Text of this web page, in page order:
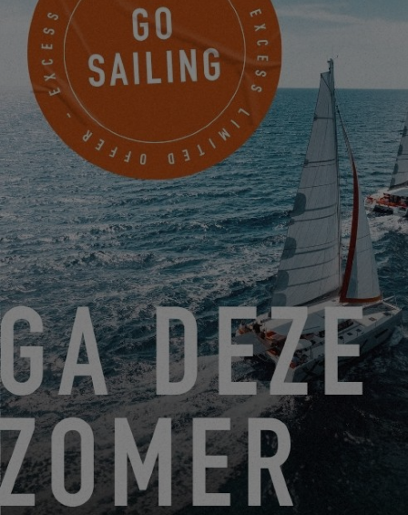
PARAMÈTRES
OWNERS STORIES : ANDREW G. – CANNES YACHTING
FESTIVAL 2024
31.10.24